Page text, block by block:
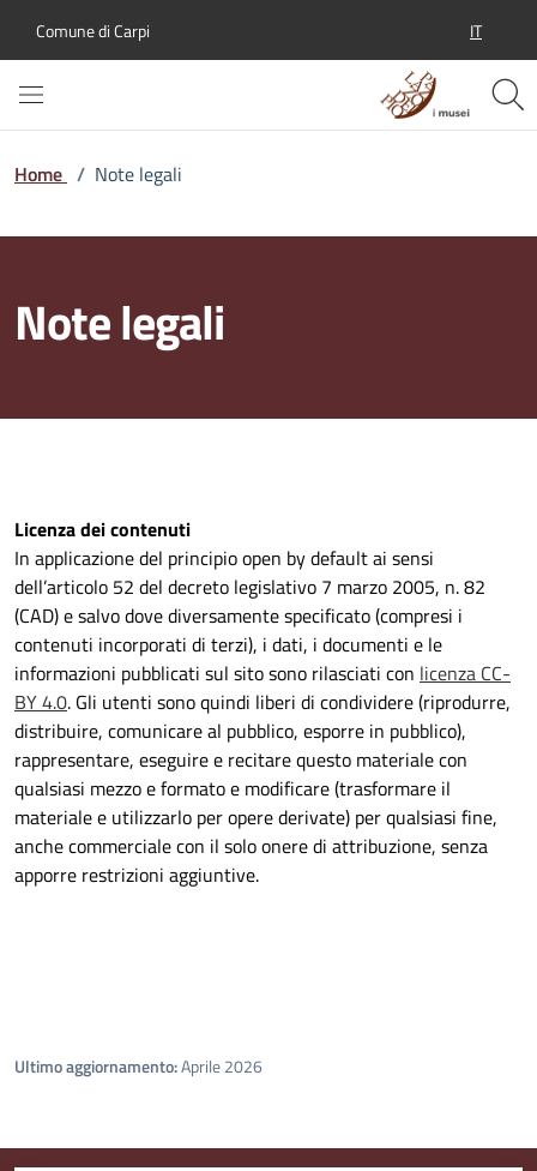
Comune di Carpi IT
Home / Note legali
Note legali
Licenza dei contenuti
In applicazione del principio open by default ai sensi
dell’articolo 52 del decreto legislativo 7 marzo 2005, n. 82
(CAD) e salvo dove diversamente specificato (compresi i
contenuti incorporati di terzi), i dati, i documenti e le
informazioni pubblicati sul sito sono rilasciati con licenza CC-
BY 4.0. Gli utenti sono quindi liberi di condividere (riprodurre,
distribuire, comunicare al pubblico, esporre in pubblico),
rappresentare, eseguire e recitare questo materiale con
qualsiasi mezzo e formato e modificare (trasformare il
materiale e utilizzarlo per opere derivate) per qualsiasi fine,
anche commerciale con il solo onere di attribuzione, senza
apporre restrizioni aggiuntive.
Ultimo aggiornamento:Aprile 2026